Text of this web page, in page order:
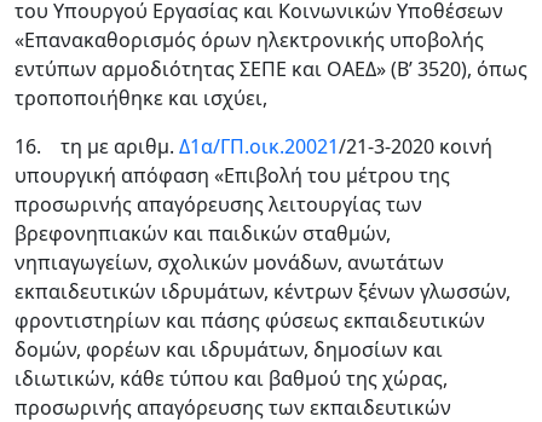
του Υπουργού Εργασίας και Κοινωνικών Υποθέσεων
«Επανακαθορισμός όρων ηλεκτρονικής υποβολής
εντύπων αρμοδιότητας ΣΕΠΕ και ΟΑΕΔ» (Β’ 3520), όπως
τροποποιήθηκε και ισχύει,
16. τη με αριθμ. Δ1α/ΓΠ.οικ.20021/21-3-2020 κοινή
υπουργική απόφαση «Επιβολή του μέτρου της
προσωρινής απαγόρευσης λειτουργίας των
βρεφονηπιακών και παιδικών σταθμών,
νηπιαγωγείων, σχολικών μονάδων, ανωτάτων
εκπαιδευτικών ιδρυμάτων, κέντρων ξένων γλωσσών,
φροντιστηρίων και πάσης φύσεως εκπαιδευτικών
δομών, φορέων και ιδρυμάτων, δημοσίων και
ιδιωτικών, κάθε τύπου και βαθμού της χώρας,
προσωρινής απαγόρευσης των εκπαιδευτικών